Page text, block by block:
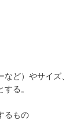
ど）やサイズ、
る。
るもの